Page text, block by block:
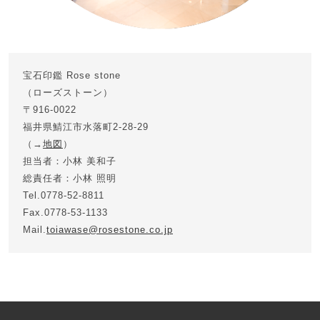
宝石印鑑 Rose stone
（ローズストーン）
〒916-0022
福井県鯖江市水落町2-28-29
（→ 地図 ）
担当者：小林 美和子
総責任者：小林 照明
Tel.0778-52-8811
Fax.0778-53-1133
Mail.toiawase@rosestone.co.jp